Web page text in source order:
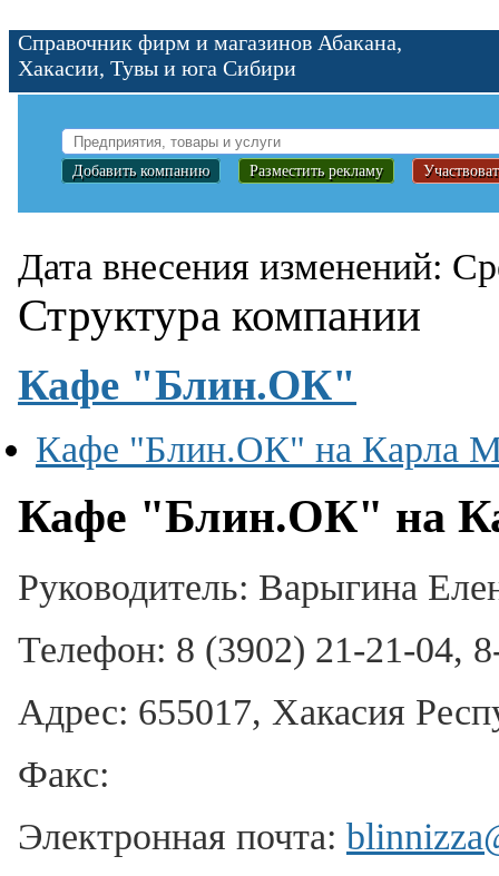
Справочник фирм и магазинов Абакана,
Хакасии, Тувы и юга Сибири
Добавить компанию Разместить рекламу
Дата внесения изменений:
Структура компании
Кафе "Блин.ОК"
Кафе "Блин.ОК" на Карла
Кафе "Блин.ОК" на
Руководитель: Варыгина
Телефон: 8 (3902) 21-21-04,
Адрес: 655017, Хакасия
Факс:
Электронная почта: